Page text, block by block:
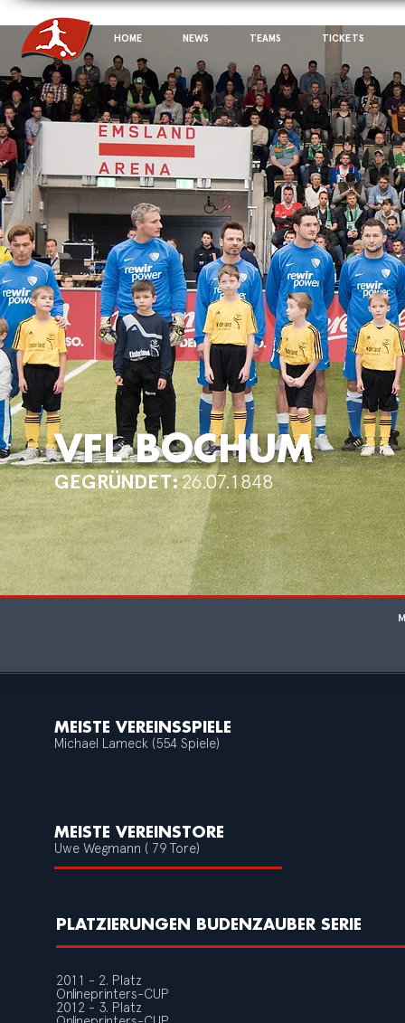
HOME NEWS TEAMS TICKETS
VFL BOCHUM
GEGRÜNDET:26.07.1848
MEISTE VEREINSSPIELE
Michael Lameck (554 Spiele)
MEISTE VEREINSTORE
Uwe Wegmann ( 79 Tore)
PLATZIERUNGEN BUDENZAUBER SERIE
2011 - 2. Platz
Onlineprinters-CUP
2012 - 3. Platz